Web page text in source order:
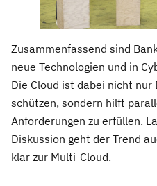
Zusammenfassend sind
neue Technologien und in
Die Cloud ist dabei nicht nur
schützen, sondern hilft
Anforderungen zu erfüllen.
Diskussion geht der Trend
klar zur Multi-Cloud.